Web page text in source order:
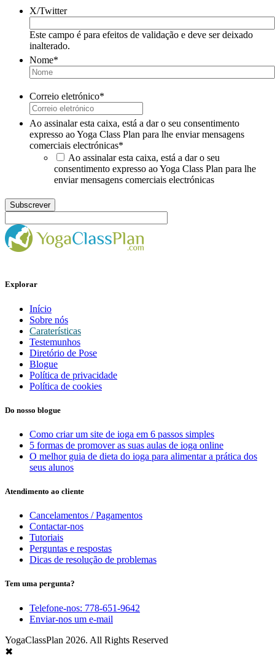
X/Twitter
Este campo é para efeitos de validação e deve ser deixado
inalterado.
Nome*
Correio eletrónico*
Ao assinalar esta caixa, está a dar o seu consentimento
expresso ao Yoga Class Plan para lhe enviar mensagens
comerciais electrónicas*
Ao assinalar esta caixa, está a dar o seu
consentimento expresso ao Yoga Class Plan para lhe
enviar mensagens comerciais electrónicas
Explorar
Início
Sobre nós
Caraterísticas
Testemunhos
Diretório de Pose
Blogue
Política de privacidade
Política de cookies
Do nosso blogue
Como criar um site de ioga em 6 passos simples
5 formas de promover as suas aulas de ioga online
O melhor guia de dieta do ioga para alimentar a prática dos
seus alunos
Atendimento ao cliente
Cancelamentos / Pagamentos
Contactar-nos
Tutoriais
Perguntas e respostas
Dicas de resolução de problemas
Tem uma pergunta?
Telefone-nos: 778-651-9642
Enviar-nos um e-mail
YogaClassPlan 2026. All Rights Reserved
✖